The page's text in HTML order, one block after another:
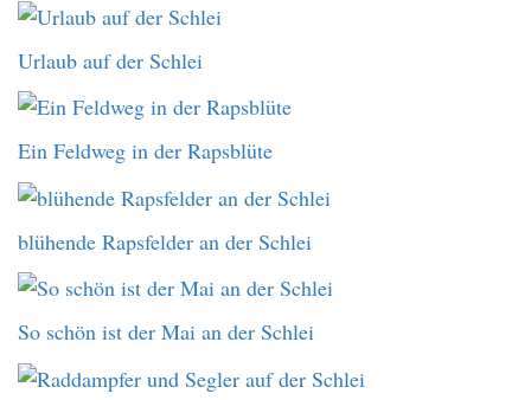
Urlaub auf der Schlei
Ein Feldweg in der Rapsblüte
blühende Rapsfelder an der Schlei
So schön ist der Mai an der Schlei